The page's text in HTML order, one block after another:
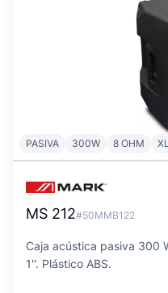
PASIVA 300W 8 OHM
MS 212#50MMB122
Caja acústica pasiva 300
1''. Plástico ABS.